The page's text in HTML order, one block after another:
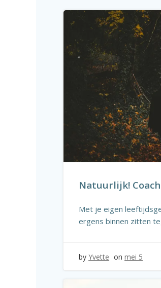
Natuurlijk!
Met je eigen
ergens binnen zitten
by Yvette on mei 5